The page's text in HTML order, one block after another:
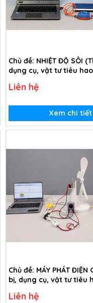
Chủ đề: NHIỆT ĐỘ SÔI
dụng cụ, vật tư tiêu
Liên hệ
Xem chi tiết
Chủ đề: MÁY PHÁT ĐIỆN
bị, dụng cụ, vật tư tiêu
Liên hệ